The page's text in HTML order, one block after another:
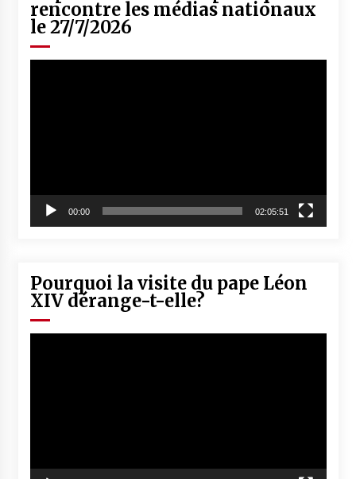
rencontre les médias nationaux
le 27/7/2026
00:00 02:05:51
Pourquoi la visite du pape Léon
XIV dérange-t-elle?